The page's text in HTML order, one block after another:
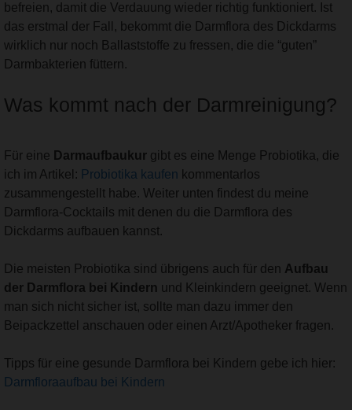
befreien, damit die Verdauung wieder richtig funktioniert. Ist
das erstmal der Fall, bekommt die Darmflora des Dickdarms
wirklich nur noch Ballaststoffe zu fressen, die die “guten”
Darmbakterien füttern.
Was kommt nach der Darmreinigung?
Für eine Darmaufbaukur gibt es eine Menge Probiotika, die
ich im Artikel: Probiotika kaufen kommentarlos
zusammengestellt habe. Weiter unten findest du meine
Darmflora-Cocktails mit denen du die Darmflora des
Dickdarms aufbauen kannst.
Die meisten Probiotika sind übrigens auch für den Aufbau
der Darmflora bei Kindern und Kleinkindern geeignet. Wenn
man sich nicht sicher ist, sollte man dazu immer den
Beipackzettel anschauen oder einen Arzt/Apotheker fragen.
Tipps für eine gesunde Darmflora bei Kindern gebe ich hier:
Darmfloraaufbau bei Kindern